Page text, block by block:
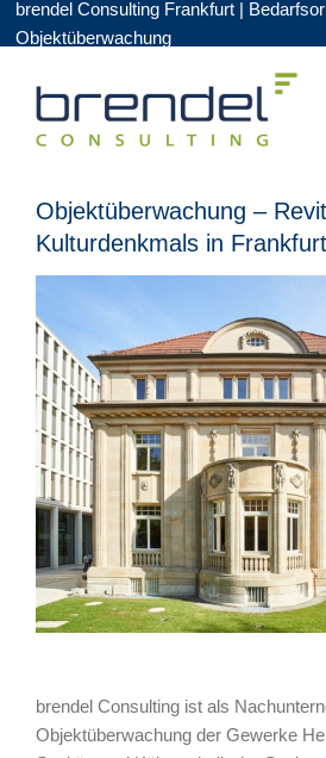
Zum
Inhalt
brendel Consulting Frankfurt |
Objektüberwachung
Objektüberwachung –
Kulturdenkmals in Frankfurt
brendel Consulting ist als
Objektüberwachung der Gewerke